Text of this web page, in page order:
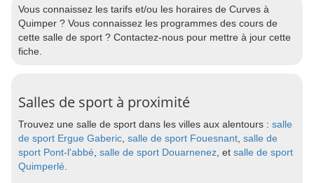
Vous connaissez les tarifs et/ou les horaires de Curves à
Quimper ? Vous connaissez les programmes des cours de
cette salle de sport ? Contactez-nous pour mettre à jour cette
fiche.
Salles de sport à proximité
Trouvez une salle de sport dans les villes aux alentours : salle
de sport Ergue Gaberic salle de sport Fouesnant salle de
sport Pont-l'abbé salle de sport Douarnenez , et salle de sport
Quimperlé